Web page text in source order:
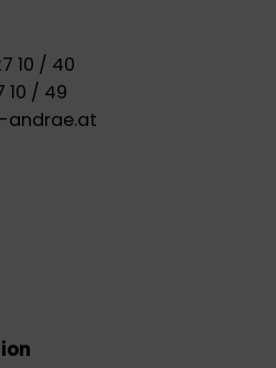
10 / 40
10 / 49
andrae.at